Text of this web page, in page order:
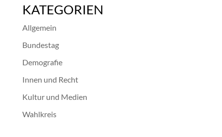
KATEGORIEN
Allgemein
Bundestag
Demografie
Innen und Recht
Kultur und Medien
Wahlkreis